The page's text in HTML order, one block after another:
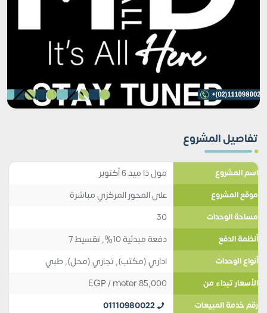
تفاصيل المشروع
اسم المشروع مول ذا ميد 6 أكتوبر
موقع المشروع على المحور المركزي مباشرة
مساحة الوحدات 30
أنظمة الدفع دفعة مبدئية 10%, تقسيط 7
أنواع الوحدات اداري (مكتب),تجاري (محل),طبي
الأسعار تبداء من 85,000
EGP/ meter
رقم خدمة المبيعات 01110980022